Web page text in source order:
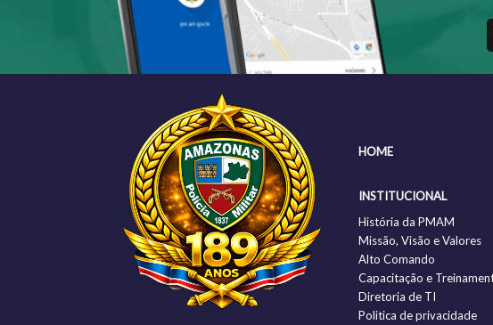
HOME
INSTITUCIONAL
História da PMAM
Missão, Visão e Valores
Alto Comando
Capacitação e
Diretoria de TI
Politica de privacidade